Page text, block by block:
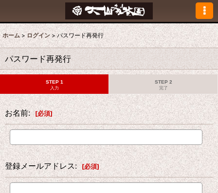
ホーム > ログイン > パスワード再発行
パスワード再発行
STEP 1
入力
STEP 2
完了
お名前: [必須]
登録メールアドレス: [必須]